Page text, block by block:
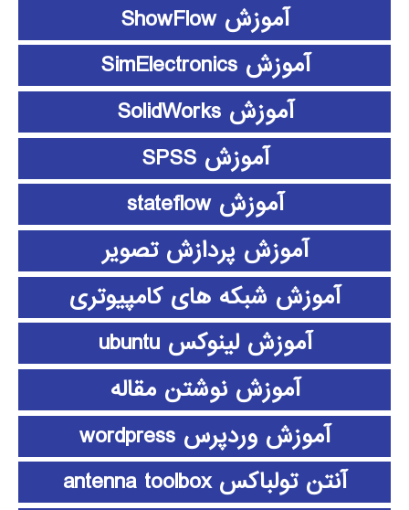
آموزش ShowFlow
آموزش SimElectronics
آموزش SolidWorks
آموزش SPSS
آموزش stateflow
آموزش پردازش تصویر
آموزش شبکه های کامپیوتری
آموزش لینوکس ubuntu
آموزش نوشتن مقاله
آموزش وردپرس wordpress
آنتن تولباکس antenna toolbox